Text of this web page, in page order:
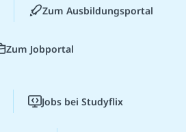
Zum Ausbildungsportal
Zum Jobportal
Jobs bei Studyflix